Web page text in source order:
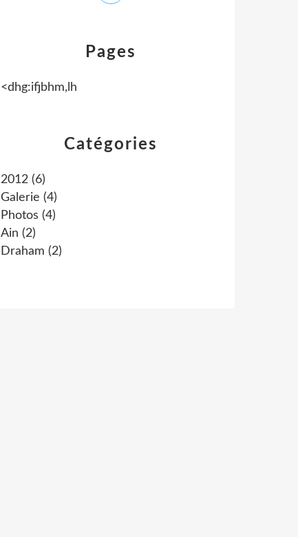
Catégories
2012 (6)
Galerie (4)
Photos (4)
Ain (2)
Draham (2)
Pages
<dhg:ifjbhm,lh